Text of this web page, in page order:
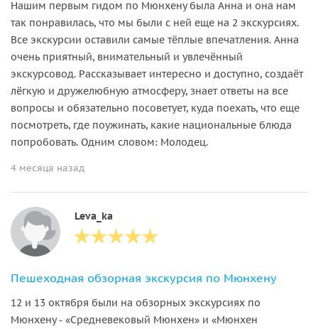
Нашим первым гидом по Мюнхену была Анна и она нам
так понравилась, что мы были с ней еще на 2 экскурсиях.
Все экскурсии оставили самые тёплые впечатления. Анна
очень приятный, внимательный и увлечённый
экскурсовод. Рассказывает интересно и доступно, создаёт
лёгкую и дружелюбную атмосферу, знает ответы на все
вопросы и обязательно посоветует, куда поехать, что еще
посмотреть, где поужинать, какие национальные блюда
попробовать. Одним словом: Молодец.
4 месяца назад
Leva_ka
Пешеходная обзорная экскурсия по Мюнхену
12 и 13 октября были на обзорных экскурсиях по
Мюнхену - «Средневековый Мюнхен» и «Мюнхен